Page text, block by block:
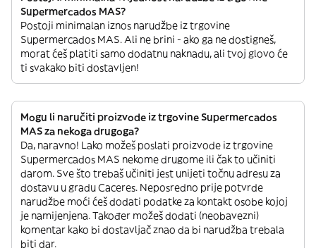
Supermercados MAS?
Postoji minimalan iznos narudžbe iz trgovine
Supermercados MAS. Ali ne brini - ako ga ne dostigneš,
morat ćeš platiti samo dodatnu naknadu, ali tvoj glovo će
ti svakako biti dostavljen!
Mogu li naručiti proizvode iz trgovine Supermercados
MAS za nekoga drugoga?
Da, naravno! Lako možeš poslati proizvode iz trgovine
Supermercados MAS nekome drugome ili čak to učiniti
darom. Sve što trebaš učiniti jest unijeti točnu adresu za
dostavu u gradu Caceres. Neposredno prije potvrde
narudžbe moći ćeš dodati podatke za kontakt osobe kojoj
je namijenjena. Također možeš dodati (neobavezni)
komentar kako bi dostavljač znao da bi narudžba trebala
biti dar.